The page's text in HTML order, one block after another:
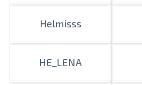
Helmisss
HE_LENA